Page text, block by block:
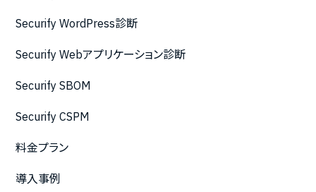
Securify WordPress診断
Securify Webアプリケーション診断
Securify SBOM
Securify CSPM
料金プラン
導入事例